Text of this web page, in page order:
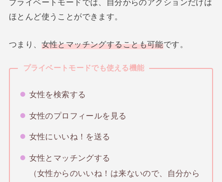
プライベートモードでは、自分からのアクションだけは
ほとんど使うことができます。
つまり、 女性とマッチングすることも可能です。
プライベートモードでも使える機能
女性を検索する
女性のプロフィールを見る
女性にいいね！を送る
女性とマッチングする
（女性からのいいね！は来ないので、自分から